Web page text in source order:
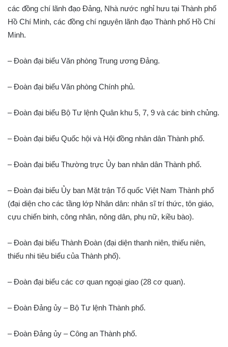
các đồng chí lãnh đạo Đảng, Nhà nước nghỉ hưu tại Thành phố
Hồ Chí Minh, các đồng chí nguyên lãnh đạo Thành phố Hồ Chí
Minh.
– Đoàn đại biểu Văn phòng Trung ương Đảng.
– Đoàn đại biểu Văn phòng Chính phủ.
– Đoàn đại biểu Bộ Tư lệnh Quân khu 5, 7, 9 và các binh chủng.
– Đoàn đại biểu Quốc hội và Hội đồng nhân dân Thành phố.
– Đoàn đại biểu Thường trực Ủy ban nhân dân Thành phố.
– Đoàn đại biểu Ủy ban Mặt trận Tổ quốc Việt Nam Thành phố
(đại diện cho các tầng lớp Nhân dân: nhân sĩ trí thức, tôn giáo,
cựu chiến binh, công nhân, nông dân, phụ nữ, kiều bào).
– Đoàn đại biểu Thành Đoàn (đại diện thanh niên, thiếu niên,
thiếu nhi tiêu biểu của Thành phố).
– Đoàn đại biểu các cơ quan ngoại giao (28 cơ quan).
– Đoàn Đảng ủy – Bộ Tư lệnh Thành phố.
– Đoàn Đảng ủy – Công an Thành phố.